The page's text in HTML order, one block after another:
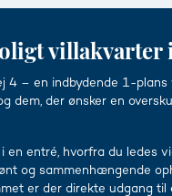
villakvarter
4 – en indbydende 1-
dem, der ønsker en
i en entré, hvorfra du ledes
og sammenhængende
er der direkte udgang